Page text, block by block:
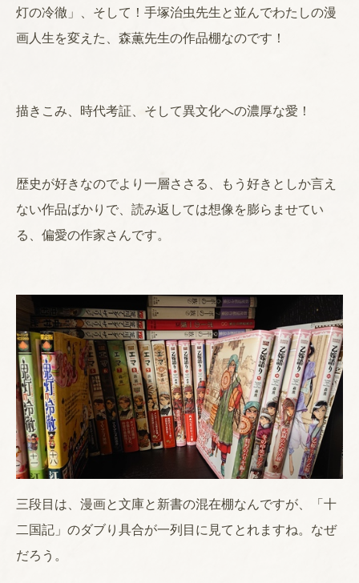
灯の冷徹」、そして！手塚治虫先生と並んでわたしの漫
画人生を変えた、森薫先生の作品棚なのです！
描きこみ、時代考証、そして異文化への濃厚な愛！
歴史が好きなのでより一層ささる、もう好きとしか言え
ない作品ばかりで、読み返しては想像を膨らませてい
る、偏愛の作家さんです。
三段目は、漫画と文庫と新書の混在棚なんですが、「十
二国記」のダブり具合が一列目に見てとれますね。なぜ
だろう。